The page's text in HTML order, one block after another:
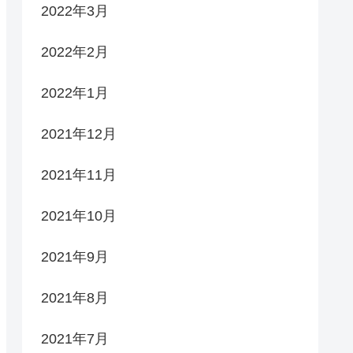
2022年3月
2022年2月
2022年1月
2021年12月
2021年11月
2021年10月
2021年9月
2021年8月
2021年7月